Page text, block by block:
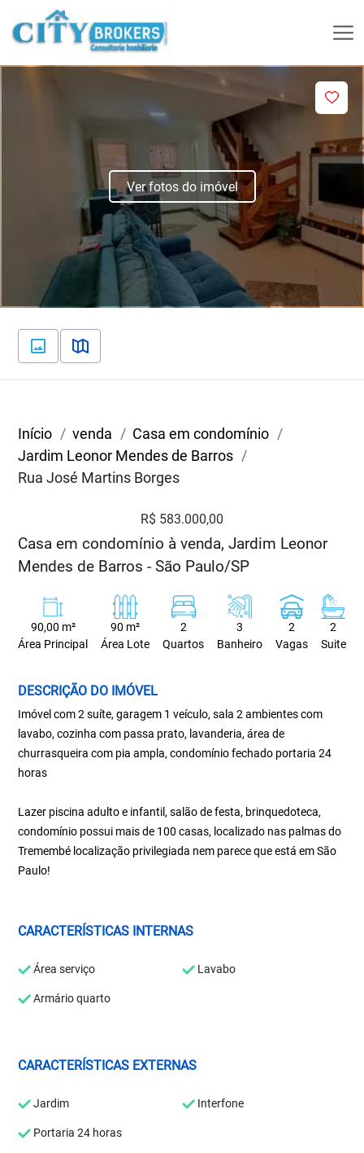
Ver fotos do imóvel
Início venda
Casa em condomínio
Jardim Leonor Mendes de Barros
Rua José Martins Borges
R$ 583.000,00
Casa em condomínio à venda, Jardim Leonor
Mendes de Barros - São Paulo/SP
90,00 m²
Área Principal
90 m²
Área Lote
2
Quartos
3
Banheiro
2
Vagas
2
Suite
DESCRIÇÃO DO IMÓVEL
Imóvel com 2 suíte, garagem 1 veículo, sala 2 ambientes com
lavabo, cozinha com passa prato, lavanderia, área de
churrasqueira com pia ampla, condomínio fechado portaria 24
horas
Lazer piscina adulto e infantil, salão de festa, brinquedoteca,
condomínio possui mais de 100 casas, localizado nas palmas do
Tremembé localização privilegiada nem parece que está em São
Paulo!
CARACTERÍSTICAS INTERNAS
Área serviço Lavabo
Armário quarto
CARACTERÍSTICAS EXTERNAS
Jardim Interfone
Portaria 24 horas